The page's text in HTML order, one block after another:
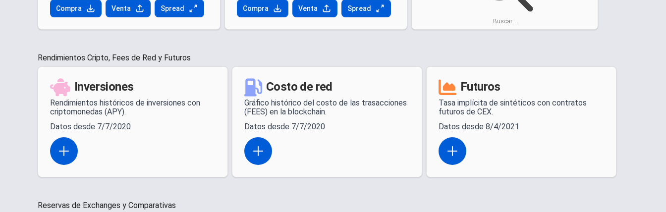
Compra Venta Spread Compra Venta Spread
Buscar...
Rendimientos Cripto, Fees de Red y Futuros
Inversiones
Rendimientos históricos de inversiones con
criptomonedas (APY).
Datos desde 7/7/2020
Open actions menu
Costo de red
Gráfico histórico del costo de las trasacciones
(FEES) en la blockchain.
Datos desde 7/7/2020
Open actions menu
Futuros
Tasa implícita de sintéticos con contratos
futuros de CEX.
Datos desde 8/4/2021
Open actions menu
Reservas de Exchanges y Comparativas